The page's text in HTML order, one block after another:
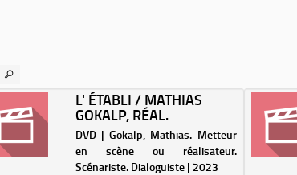
L' ÉTABLI / MATHIAS
GOKALP, RÉAL.
DVD | Gokalp, Mathias. Metteur
en scène ou réalisateur.
Scénariste. Dialoguiste | 2023